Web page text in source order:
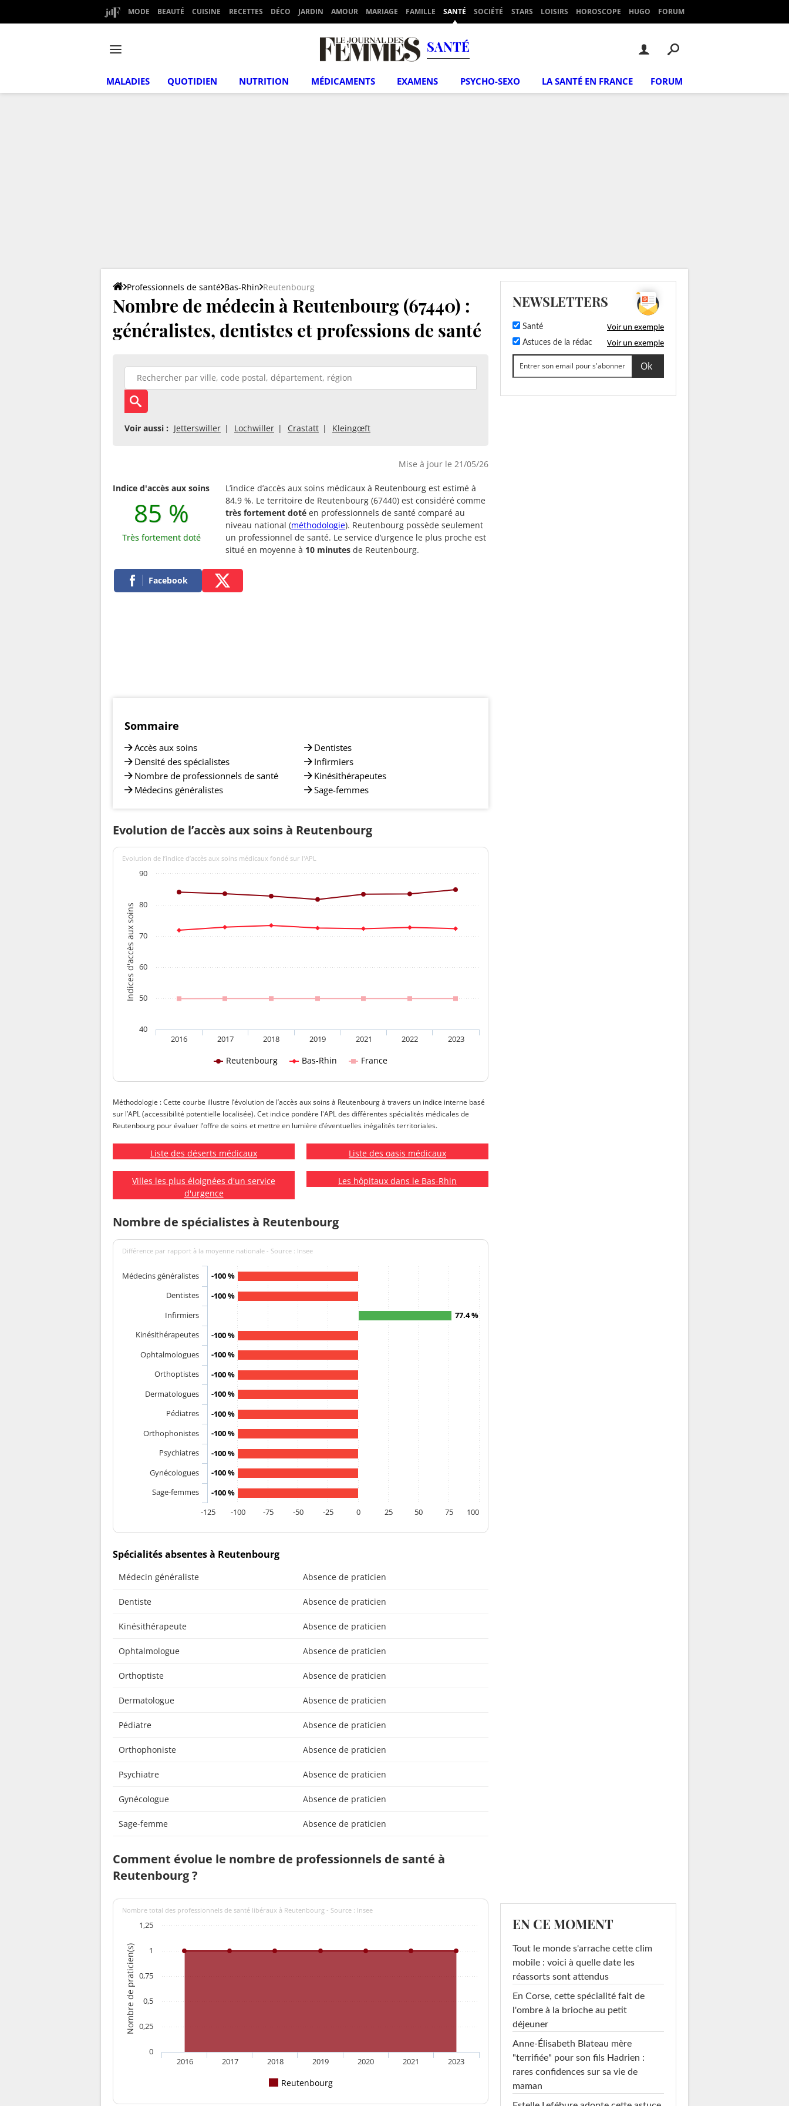
MODE BEAUTÉ CUISINE RECETTES DÉCO JARDIN AMOUR MARIAGE FAMILLE SANTÉ SOCIÉTÉ STARS LOISIRS HOROSCOPE HUGO FORUM
SANTÉ
MALADIES QUOTIDIEN NUTRITION MÉDICAMENTS EXAMENS PSYCHO-SEXO LA SANTÉ EN FRANCE FORUM
Professionnels de santé Bas-Rhin Reutenbourg
Nombre de médecin à Reutenbourg (67440) :
généralistes, dentistes et professions de santé
Voir aussi : Jetterswiller Lochwiller Crastatt Kleingœft
Mise à jour le 21/05/26
Indice d'accès aux soins
85 %
Très fortement doté
L’indice d’accès aux soins médicaux à Reutenbourg est estimé à
84.9 %. Le territoire de Reutenbourg (67440) est considéré comme
très fortement doté en professionnels de santé comparé au
niveau national (méthodologie). Reutenbourg possède seulement
un professionnel de santé. Le service d’urgence le plus proche est
situé en moyenne à 10 minutes de Reutenbourg.
Facebook
Sommaire
Accès aux soins
Densité des spécialistes
Nombre de professionnels de santé
Médecins généralistes
Dentistes
Infirmiers
Kinésithérapeutes
Sage-femmes
Evolution de l’accès aux soins à Reutenbourg
Indices d'accès aux soins
Evolution de l’indice d’accès aux soins médicaux fondé sur l'APL
Reutenbourg Bas-Rhin France
2016 2017 2018 2019 2021 2022 2023
40
50
60
70
80
90
Méthodologie : Cette courbe illustre l’évolution de l’accès aux soins à Reutenbourg à travers un indice interne basé
sur l’APL (accessibilité potentielle localisée). Cet indice pondère l'APL des différentes spécialités médicales de
Reutenbourg pour évaluer l’offre de soins et mettre en lumière d’éventuelles inégalités territoriales.
Liste des déserts médicaux Liste des oasis médicaux
Villes les plus éloignées d'un service
d'urgence
Les hôpitaux dans le Bas-Rhin
Nombre de spécialistes à Reutenbourg
Différence par rapport à la moyenne nationale - Source : Insee
-100 %
-100 %
77.4 %
-100 %
-100 %
-100 %
-100 %
-100 %
-100 %
-100 %
-100 %
-100 %
Médecins généralistes
Dentistes
Infirmiers
Kinésithérapeutes
Ophtalmologues
Orthoptistes
Dermatologues
Pédiatres
Orthophonistes
Psychiatres
Gynécologues
Sage-femmes
-125
-100 -75 -50 -25 0 25 50 75 100
Spécialités absentes à Reutenbourg
Médecin généraliste Absence de praticien
Dentiste Absence de praticien
Kinésithérapeute Absence de praticien
Ophtalmologue Absence de praticien
Orthoptiste Absence de praticien
Dermatologue Absence de praticien
Pédiatre Absence de praticien
Orthophoniste Absence de praticien
Psychiatre Absence de praticien
Gynécologue Absence de praticien
Sage-femme Absence de praticien
Comment évolue le nombre de professionnels de santé à
Reutenbourg ?
Nombre de praticien(s)
Nombre total des professionnels de santé libéraux à Reutenbourg - Source : Insee
Reutenbourg
2016 2017 2018 2019 2020 2021 2023
0
0,25
0,5
0,75
1
1,25
NEWSLETTERS
Santé Voir un exemple
Astuces de la rédac Voir un exemple
EN CE MOMENT
Tout le monde s'arrache cette clim
mobile : voici à quelle date les
réassorts sont attendus
En Corse, cette spécialité fait de
l'ombre à la brioche au petit
déjeuner
Anne-Élisabeth Blateau mère
"terrifiée" pour son fils Hadrien :
rares confidences sur sa vie de
maman